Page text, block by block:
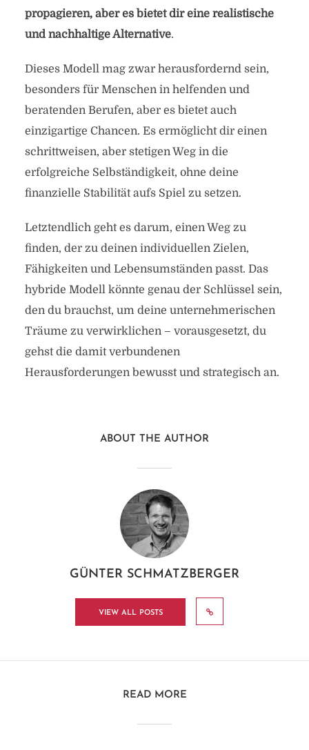
propagieren, aber es bietet dir eine realistische
und nachhaltige Alternative.
Dieses Modell mag zwar herausfordernd sein,
besonders für Menschen in helfenden und
beratenden Berufen, aber es bietet auch
einzigartige Chancen. Es ermöglicht dir einen
schrittweisen, aber stetigen Weg in die
erfolgreiche Selbständigkeit, ohne deine
finanzielle Stabilität aufs Spiel zu setzen.
Letztendlich geht es darum, einen Weg zu
finden, der zu deinen individuellen Zielen,
Fähigkeiten und Lebensumständen passt. Das
hybride Modell könnte genau der Schlüssel sein,
den du brauchst, um deine unternehmerischen
Träume zu verwirklichen – vorausgesetzt, du
gehst die damit verbundenen
Herausforderungen bewusst und strategisch an.
ABOUT THE AUTHOR
GÜNTER SCHMATZBERGER
VIEW ALL POSTS
READ MORE